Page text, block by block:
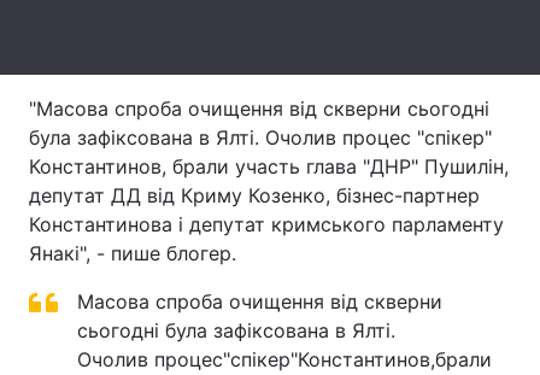
Архів Вакансії
Контакти
Послуги
"Масова спроба очищення від скверни сьогодні
була зафіксована в Ялті. Очолив процес "спікер"
Константинов, брали участь глава "ДНР" Пушилін,
депутат ДД від Криму Козенко, бізнес-партнер
Константинова і депутат кримського парламенту
Янакі", - пише блогер.
Масова спроба очищення від скверни
сьогодні була зафіксована в Ялті.
Очолив процес"спікер"Константинов,брали